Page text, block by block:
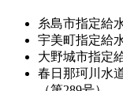
糸島市指定給
宇美町指定給
大野城市指定
春日那珂川水